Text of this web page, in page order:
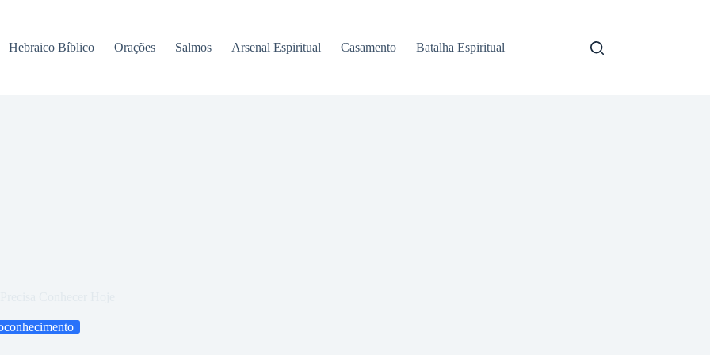
Hebraico Bíblico Orações Salmos Arsenal Espiritual Casamento Batalha Espiritual